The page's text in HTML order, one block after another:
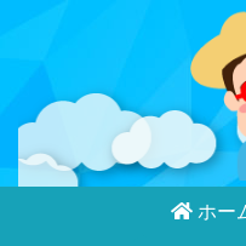
ホー